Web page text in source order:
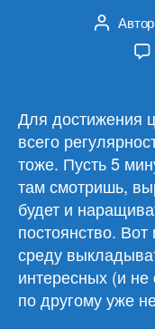
Автор
записи
Для достижения
всего
тоже. Пусть 5
там смотришь,
будет и
постоянство.
среду
интересных (и не
по другому уже